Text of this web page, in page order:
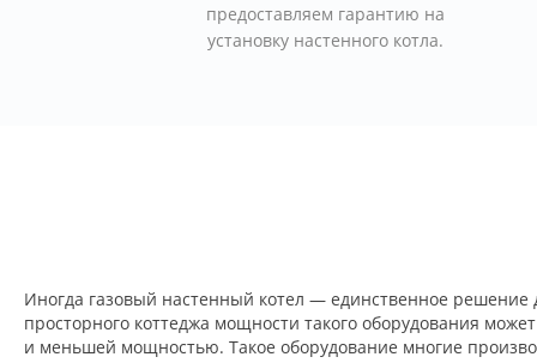
предоставляем гарантию на
установку настенного котла.
Иногда газовый настенный котел — единственное решение
просторного коттеджа мощности такого оборудования
и меньшей мощностью. Такое оборудование многие